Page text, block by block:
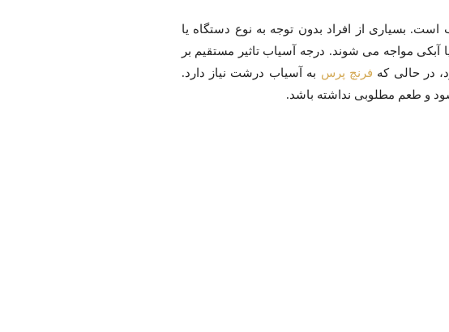
بسیاری از افراد بدون توجه به نوع دستگاه یا
مواجه می شوند. درجه آسیاب تاثیر مستقیم بر
در حالی که فرنچ پرس به آسیاب درشت نیاز دارد.
و طعم مطلوبی نداشته باشد.